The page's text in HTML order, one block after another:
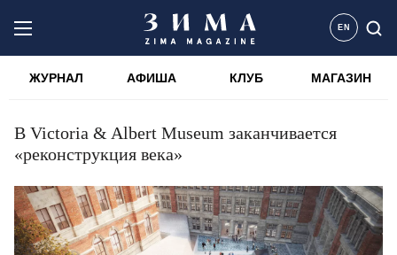
EN
ЖУРНАЛ АФИША КЛУБ МАГАЗИН
В Victoria & Albert Museum заканчивается
«реконструкция века»